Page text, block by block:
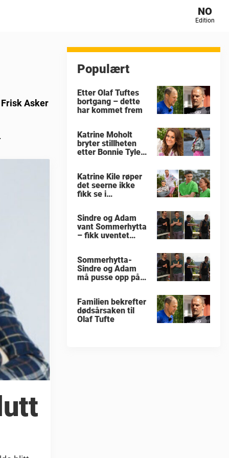
NO
Edition
Asker
Populært
Etter Olaf Tuftes
bortgang – dette
har kommet frem
Katrine Moholt
bryter stillheten
etter Bonnie Tylers
Katrine Kile røper
det seerne ikke
fikk se i
Sindre og Adam
vant Sommerhytta
– fikk uventet
Sommerhytta-
Sindre og Adam
må pusse opp på
Familien bekrefter
dødsårsaken til
Olaf Tufte